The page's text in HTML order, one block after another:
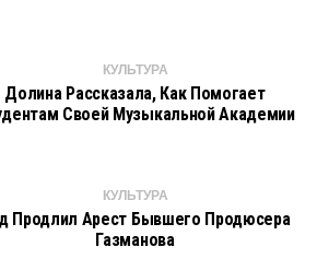
КУЛЬТУРА
Долина Рассказала, Как Помогает
Своей Музыкальной Академии
КУЛЬТУРА
Продлил Арест Бывшего Продюсера
Газманова